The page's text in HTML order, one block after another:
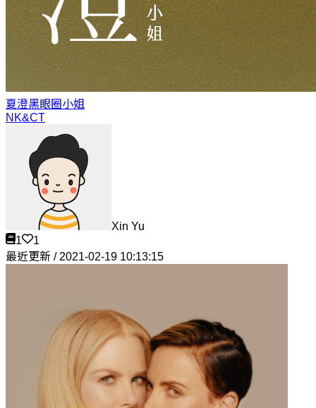
夏澄黑眼圈小姐
NK&CT
Xin Yu
1
1
最近更新 / 2021-02-19 10:13:15